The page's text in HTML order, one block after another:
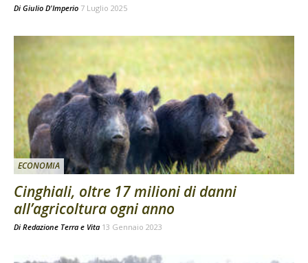
Di Giulio D'Imperio 7 Luglio 2025
ECONOMIA
Cinghiali, oltre 17 milioni di danni
all’agricoltura ogni anno
Di Redazione Terra e Vita 13 Gennaio 2023